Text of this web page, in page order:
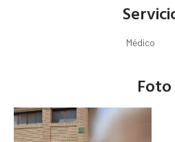
Médico
Foto